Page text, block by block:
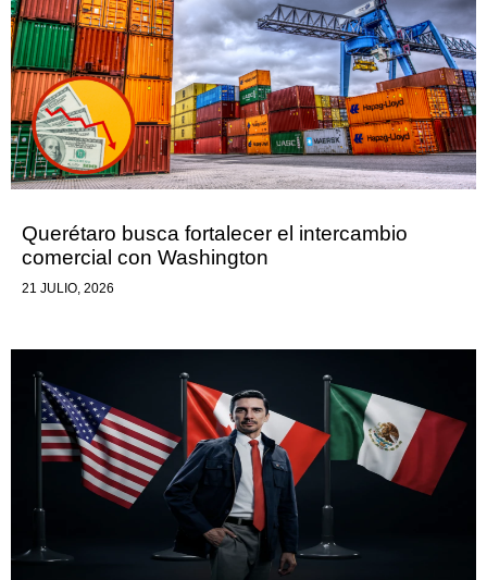
Querétaro busca fortalecer el intercambio
comercial con Washington
21 JULIO, 2026